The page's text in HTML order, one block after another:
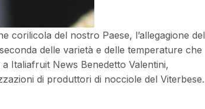
corilicola del nostro Paese, l’allegagione del
delle varietà e delle temperature che
Italiafruit News Benedetto Valentini,
di produttori di nocciole del Viterbese.